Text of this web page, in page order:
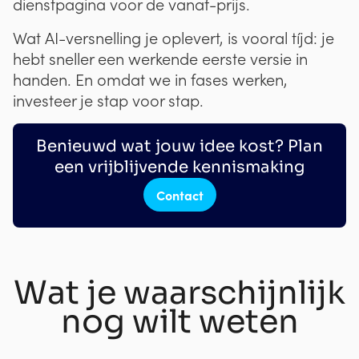
Wat AI-versnelling je oplevert, is vooral tíjd: je
hebt sneller een werkende eerste versie in
handen. En omdat we in fases werken,
investeer je stap voor stap.
Benieuwd wat jouw idee kost? Plan
een vrijblijvende kennismaking
Contact
Wat je waarschijnlijk
nog wilt weten